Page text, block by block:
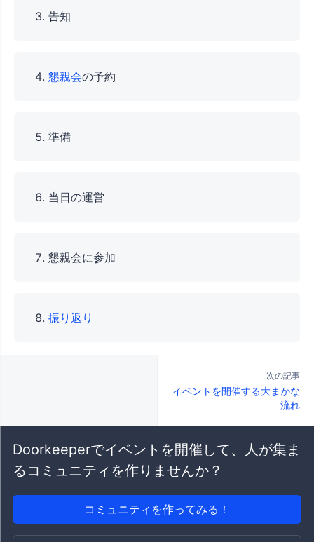
告知
懇親会の予約
準備
当日の運営
懇親会に参加
振り返り
次の記事
イベントを開催する大まかな
流れ
Doorkeeperでイベントを開催して、人が集ま
るコミュニティを作りませんか？
コミュニティを作ってみる！